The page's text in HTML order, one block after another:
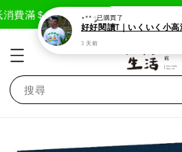
費滿＄1800免運費 現在去購物！
搜尋
⋆** ༘已購買了
3 天前